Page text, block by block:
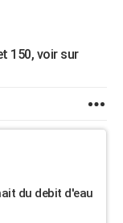
150, voir sur
du debit d'eau